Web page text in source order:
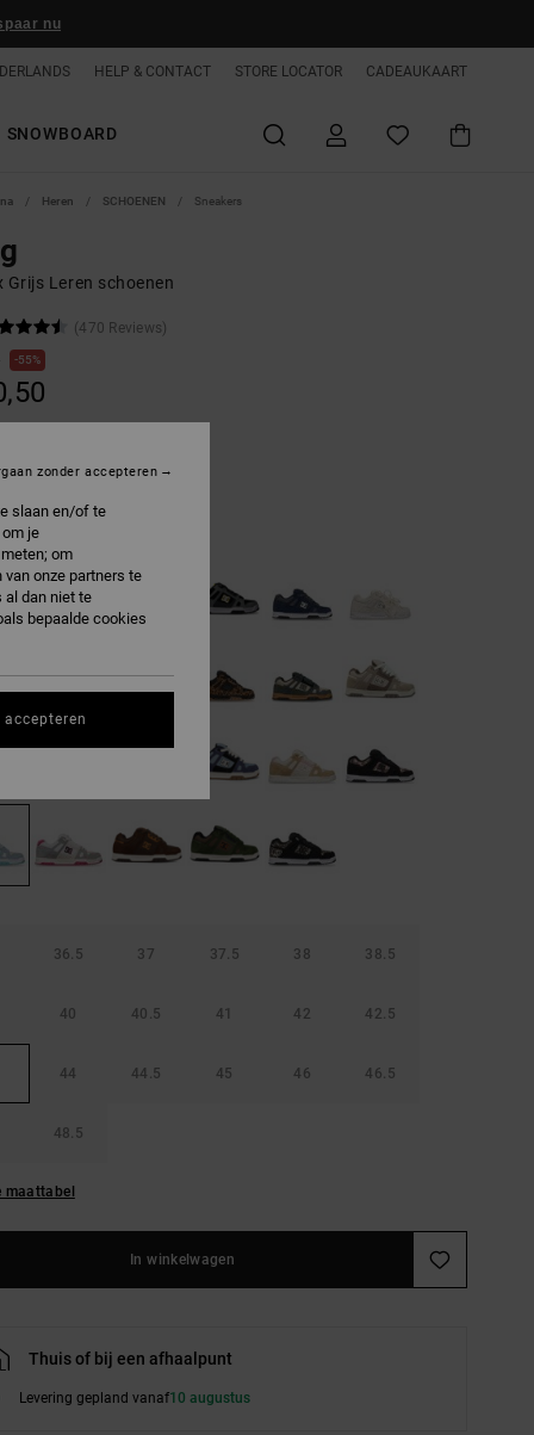
nu
HELP & CONTACT STORE LOCATOR CADEAUKAART
SNOWBOARD
Heren SCHOENEN Sneakers
Grijs Leren schoenen
(470 Reviews)
55%
blue/white
36.5 37 37.5 38 38.5
40 40.5 41 42 42.5
44 44.5 45 46 46.5
48.5
maattabel
In winkelwagen
Thuis of bij een afhaalpunt
Levering gepland vanaf10 augustus
slaan en/of te
je
om
onze partners te
al dan niet te
bepaalde cookies
zonder accepteren
accepteren